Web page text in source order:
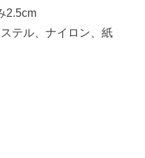
2.5cm
テル、ナイロン、紙